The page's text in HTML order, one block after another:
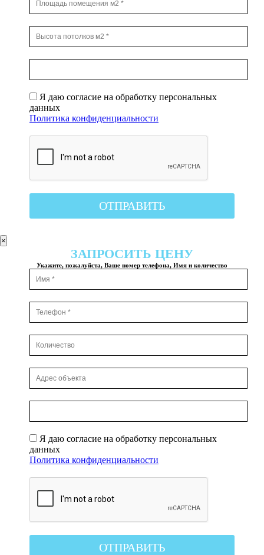
Я даю согласие на обработку персональных
данных
Политика конфиденциальности
×
ЗАПРОСИТЬ ЦЕНУ
Укажите, пожалуйста, Ваше номер телефона, Имя и количество
Я даю согласие на обработку персональных
данных
Политика конфиденциальности